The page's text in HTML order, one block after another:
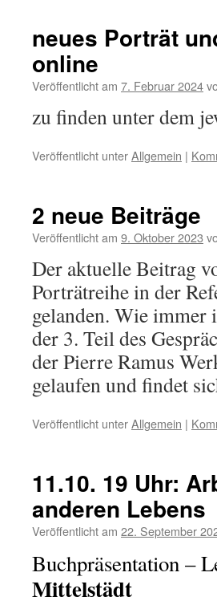
neues Porträt
online
Veröffentlicht am 7. Februar 2024
zu finden unter dem
Veröffentlicht unterAllgemein |
2 neue Beiträge
Veröffentlicht am 9. Oktober 2023
Der aktuelle Beitrag
Porträtreihe in der
gelanden. Wie immer
der 3. Teil des
der Pierre Ramus
gelaufen und findet
Veröffentlicht unterAllgemein |
11.10. 19 Uhr:
anderen Lebens
Veröffentlicht am 22. September
Buchpräsentation –
Mittelstädt